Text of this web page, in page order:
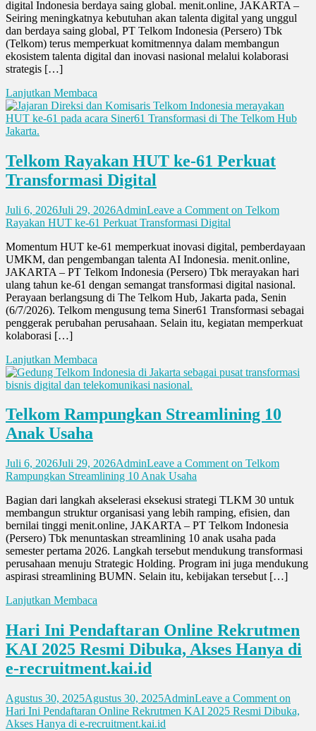
digital Indonesia berdaya saing global. menit.online, JAKARTA –
Seiring meningkatnya kebutuhan akan talenta digital yang unggul
dan berdaya saing global, PT Telkom Indonesia (Persero) Tbk
(Telkom) terus memperkuat komitmennya dalam membangun
ekosistem talenta digital dan inovasi nasional melalui kolaborasi
strategis […]
Lanjutkan Membaca
Telkom Rayakan HUT ke-61 Perkuat
Transformasi Digital
Juli 6, 2026Juli 29, 2026AdminLeave a Comment on Telkom
Rayakan HUT ke-61 Perkuat Transformasi Digital
Momentum HUT ke-61 memperkuat inovasi digital, pemberdayaan
UMKM, dan pengembangan talenta AI Indonesia. menit.online,
JAKARTA – PT Telkom Indonesia (Persero) Tbk merayakan hari
ulang tahun ke-61 dengan semangat transformasi digital nasional.
Perayaan berlangsung di The Telkom Hub, Jakarta pada, Senin
(6/7/2026). Telkom mengusung tema Siner61 Transformasi sebagai
penggerak perubahan perusahaan. Selain itu, kegiatan memperkuat
kolaborasi […]
Lanjutkan Membaca
Telkom Rampungkan Streamlining 10
Anak Usaha
Juli 6, 2026Juli 29, 2026AdminLeave a Comment on Telkom
Rampungkan Streamlining 10 Anak Usaha
Bagian dari langkah akselerasi eksekusi strategi TLKM 30 untuk
membangun struktur organisasi yang lebih ramping, efisien, dan
bernilai tinggi menit.online, JAKARTA – PT Telkom Indonesia
(Persero) Tbk menuntaskan streamlining 10 anak usaha pada
semester pertama 2026. Langkah tersebut mendukung transformasi
perusahaan menuju Strategic Holding. Program ini juga mendukung
aspirasi streamlining BUMN. Selain itu, kebijakan tersebut […]
Lanjutkan Membaca
Hari Ini Pendaftaran Online Rekrutmen
KAI 2025 Resmi Dibuka, Akses Hanya di
e-recruitment.kai.id
Agustus 30, 2025Agustus 30, 2025AdminLeave a Comment on
Hari Ini Pendaftaran Online Rekrutmen KAI 2025 Resmi Dibuka,
Akses Hanya di e-recruitment.kai.id